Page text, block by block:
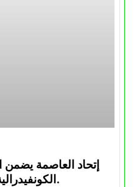
إتحاد العاصمة
الكونفيدرالية الإفريقية الموسم القادم.